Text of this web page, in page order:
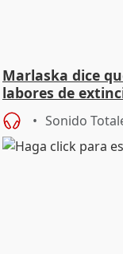
Marlaska dice
labores de
Sonido